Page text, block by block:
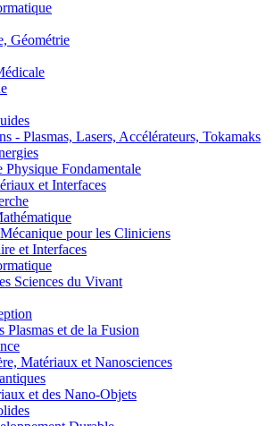
Géométrie
Plasmas, Lasers, Accélérateurs, Tokamaks
Fondamentale
et Interfaces
pour les Cliniciens
et Interfaces
Sciences du Vivant
et de la Fusion
Matériaux et Nanosciences
et des Nano-Objets